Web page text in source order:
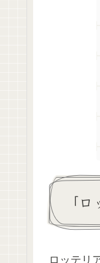
「
ロッテリ